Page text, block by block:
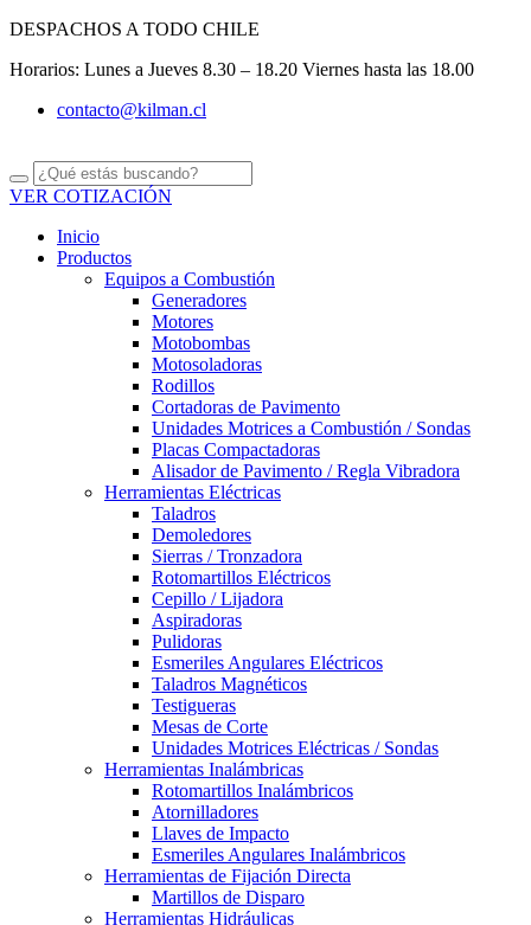
Ir
contenido
DESPACHOS A TODO CHILE
Horarios: Lunes a Jueves 8.30 – 18.20 Viernes hasta las 18.00
contacto@kilman.cl
VER COTIZACIÓN
Inicio
Productos
Equipos a Combustión
Generadores
Motores
Motobombas
Motosoladoras
Rodillos
Cortadoras de Pavimento
Unidades Motrices a Combustión / Sondas
Placas Compactadoras
Alisador de Pavimento / Regla Vibradora
Herramientas Eléctricas
Taladros
Demoledores
Sierras / Tronzadora
Rotomartillos Eléctricos
Cepillo / Lijadora
Aspiradoras
Pulidoras
Esmeriles Angulares Eléctricos
Taladros Magnéticos
Testigueras
Mesas de Corte
Unidades Motrices Eléctricas / Sondas
Herramientas Inalámbricas
Rotomartillos Inalámbricos
Atornilladores
Llaves de Impacto
Esmeriles Angulares Inalámbricos
Herramientas de Fijación Directa
Martillos de Disparo
Herramientas Hidráulicas